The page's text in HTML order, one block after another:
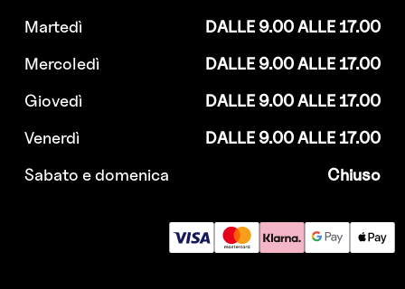
Martedì
DALLE 9.00 ALLE 17.00
Mercoledì
DALLE 9.00 ALLE 17.00
Giovedì
DALLE 9.00 ALLE 17.00
Venerdì
DALLE 9.00 ALLE 17.00
Sabato e domenica
Chiuso